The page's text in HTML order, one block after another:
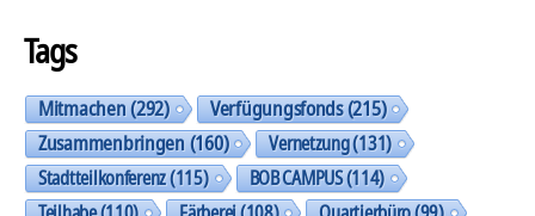
Tags
Mitmachen(292) Verfügungsfonds(215)
Zusammenbringen(160) Vernetzung(131)
Stadtteilkonferenz(115) BOB CAMPUS(114)